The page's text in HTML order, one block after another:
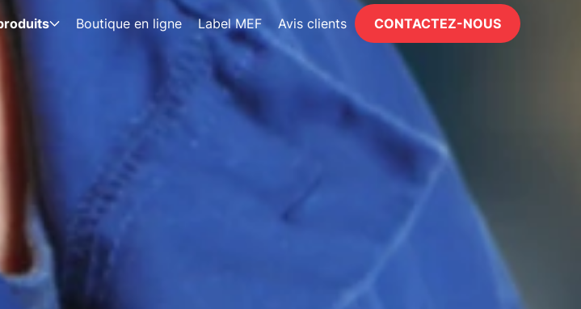
Boutique en ligne Label MEF Avis clients CONTACTEZ-NOUS